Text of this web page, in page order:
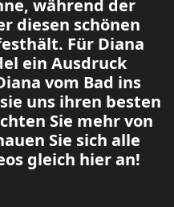
während der
diesen schönen
Für Diana
ein Ausdruck
vom Bad ins
uns ihren besten
Sie mehr von
Sie sich alle
gleich hier an!